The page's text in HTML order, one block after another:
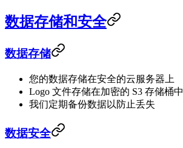
数据存储和安全
数据存储
您的数据存储在安全的云服务器上
Logo 文件存储在加密的 S3 存储桶中
我们定期备份数据以防止丢失
数据安全